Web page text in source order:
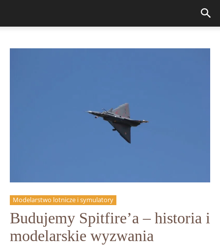
Modelarstwo lotnicze i symulatory
Budujemy Spitfire’a – historia i
modelarskie wyzwania